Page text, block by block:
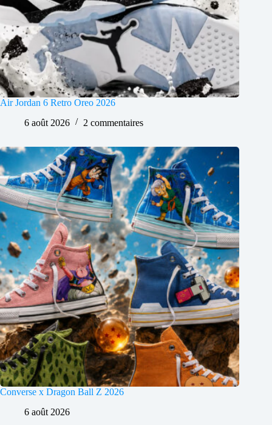
Air Jordan 6 Retro Oreo 2026
6 août 2026
2 commentaires
Converse x Dragon Ball Z 2026
6 août 2026